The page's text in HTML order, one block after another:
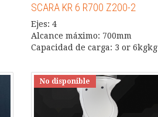
SCARA KR 6 R700 Z200-2
Ejes: 4
Alcance máximo: 700mm
Capacidad de carga: 3 or 6kgkg
No disponible